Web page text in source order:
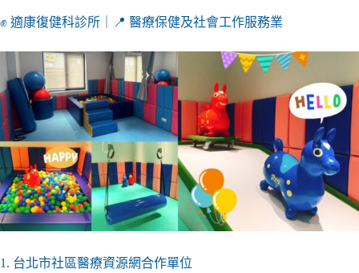
✊ 適康復健科診所｜📍 醫療保健及社會工作服務業
1. 台北市社區醫療資源網合作單位